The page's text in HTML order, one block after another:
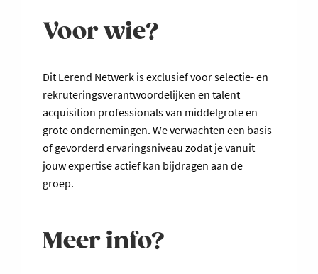
Voor wie?
Dit Lerend Netwerk is exclusief voor selectie- en
rekruteringsverantwoordelijken en talent
acquisition professionals van middelgrote en
grote ondernemingen. We verwachten een basis
of gevorderd ervaringsniveau zodat je vanuit
jouw expertise actief kan bijdragen aan de
groep.
Meer info?